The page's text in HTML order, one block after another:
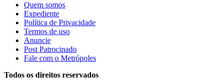
Quem somos
Expediente
Política de Privacidade
Termos de uso
Anuncie
Post Patrocinado
Fale com o Metrópoles
Todos os direitos reservados